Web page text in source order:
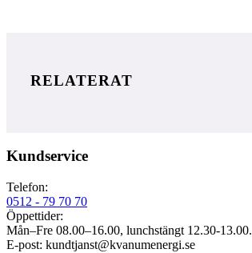
RELATERAT
Kundservice
Telefon:
0512 - 79 70 70
Öppettider:
Mån–Fre 08.00–16.00, lunchstängt 12.30-13.00.
E-post: kundtjanst@kvanumenergi.se